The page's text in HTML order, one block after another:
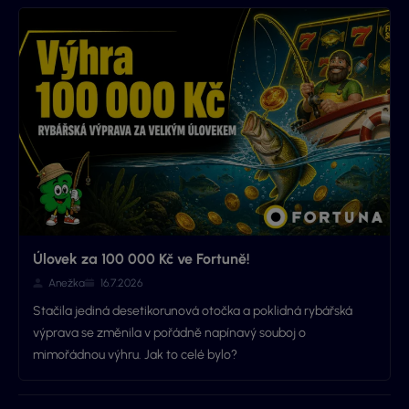
Úlovek za 100 000 Kč ve Fortuně!
Anežka 16.7.2026
Stačila jediná desetikorunová otočka a poklidná rybářská
výprava se změnila v pořádně napínavý souboj o
mimořádnou výhru. Jak to celé bylo?